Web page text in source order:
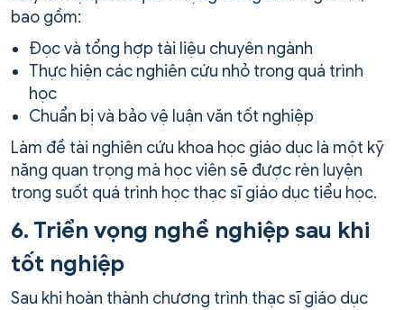
bao gồm:
Đọc và tổng hợp tài liệu chuyên ngành
Thực hiện các nghiên cứu nhỏ trong quá trình
học
Chuẩn bị và bảo vệ luận văn tốt nghiệp
Làm đề tài nghiên cứu khoa học giáo dục là một kỹ
năng quan trọng mà học viên sẽ được rèn luyện
trong suốt quá trình học thạc sĩ giáo dục tiểu học.
6. Triển vọng nghề nghiệp sau khi
tốt nghiệp
Sau khi hoàn thành chương trình thạc sĩ giáo dục